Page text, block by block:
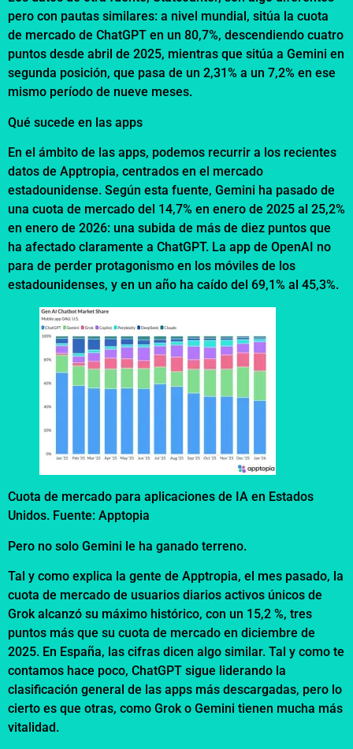
pero con pautas similares: a nivel mundial, sitúa la cuota
de mercado de ChatGPT en un 80,7%, descendiendo cuatro
puntos desde abril de 2025, mientras que sitúa a Gemini en
segunda posición, que pasa de un 2,31% a un 7,2% en ese
mismo período de nueve meses.
Qué sucede en las apps
En el ámbito de las apps, podemos recurrir a los recientes
datos de Apptropia, centrados en el mercado
estadounidense. Según esta fuente, Gemini ha pasado de
una cuota de mercado del 14,7% en enero de 2025 al 25,2%
en enero de 2026: una subida de más de diez puntos que
ha afectado claramente a ChatGPT. La app de OpenAI no
para de perder protagonismo en los móviles de los
estadounidenses, y en un año ha caído del 69,1% al 45,3%.
Cuota de mercado para aplicaciones de IA en Estados
Unidos. Fuente: Apptopia
Pero no solo Gemini le ha ganado terreno.
Tal y como explica la gente de Apptropia, el mes pasado, la
cuota de mercado de usuarios diarios activos únicos de
Grok alcanzó su máximo histórico, con un 15,2 %, tres
puntos más que su cuota de mercado en diciembre de
2025. En España, las cifras dicen algo similar. Tal y como te
contamos hace poco, ChatGPT sigue liderando la
clasificación general de las apps más descargadas, pero lo
cierto es que otras, como Grok o Gemini tienen mucha más
vitalidad.